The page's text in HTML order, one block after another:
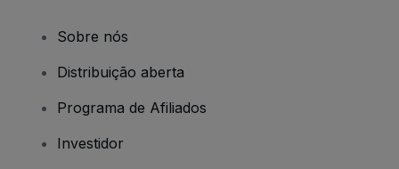
Sobre nós
Distribuição aberta
Programa de Afiliados
Investidor